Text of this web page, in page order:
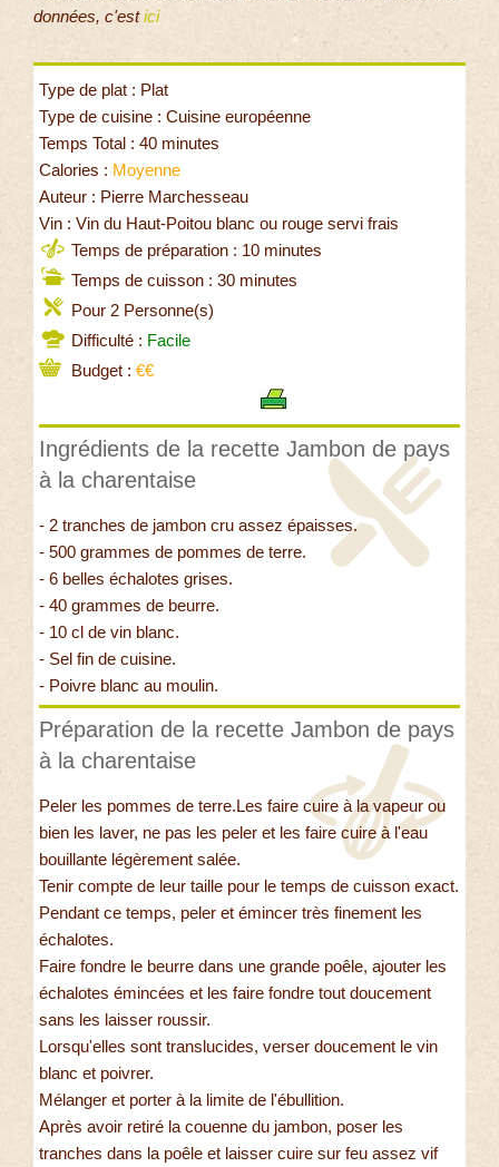
données, c'estici
Type de plat : Plat
Type de cuisine : Cuisine européenne
Temps Total : 40 minutes
Calories : Moyenne
Auteur : Pierre Marchesseau
Vin : Vin du Haut-Poitou blanc ou rouge servi frais
Temps de préparation : 10 minutes
Temps de cuisson : 30 minutes
Pour 2 Personne(s)
Difficulté : Facile
Budget : €€
Ingrédients de la recette Jambon de pays
à la charentaise
- 2 tranches de jambon cru assez épaisses.
- 500 grammes de pommes de terre.
- 6 belles échalotes grises.
- 40 grammes de beurre.
- 10 cl de vin blanc.
- Sel fin de cuisine.
- Poivre blanc au moulin.
Préparation de la recette Jambon de pays
à la charentaise
Peler les pommes de terre.Les faire cuire à la vapeur ou
bien les laver, ne pas les peler et les faire cuire à l'eau
bouillante légèrement salée.
Tenir compte de leur taille pour le temps de cuisson exact.
Pendant ce temps, peler et émincer très finement les
échalotes.
Faire fondre le beurre dans une grande poêle, ajouter les
échalotes émincées et les faire fondre tout doucement
sans les laisser roussir.
Lorsqu'elles sont translucides, verser doucement le vin
blanc et poivrer.
Mélanger et porter à la limite de l'ébullition.
Après avoir retiré la couenne du jambon, poser les
tranches dans la poêle et laisser cuire sur feu assez vif